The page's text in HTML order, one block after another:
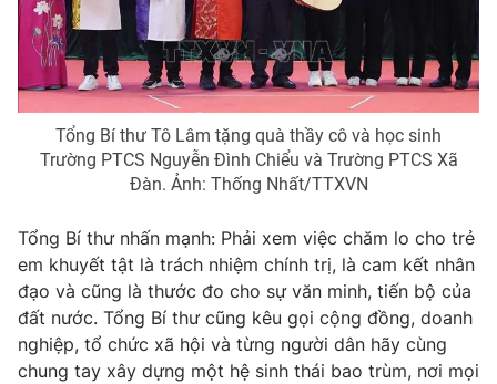
Photo Infographic
Video Shorts video
VTV Money VTV Thể thao
Thị trường 24h Tấm lòng Việt
VTV4 Vươn mình bằng AI
Tổng Bí thư Tô Lâm tặng quà thầy cô và học sinh
Trường PTCS Nguyễn Đình Chiểu và Trường PTCS Xã
Đàn. Ảnh: Thống Nhất/TTXVN
Tổng Bí thư nhấn mạnh: Phải xem việc chăm lo cho trẻ
em khuyết tật là trách nhiệm chính trị, là cam kết nhân
đạo và cũng là thước đo cho sự văn minh, tiến bộ của
đất nước. Tổng Bí thư cũng kêu gọi cộng đồng, doanh
nghiệp, tổ chức xã hội và từng người dân hãy cùng
chung tay xây dựng một hệ sinh thái bao trùm, nơi mọi